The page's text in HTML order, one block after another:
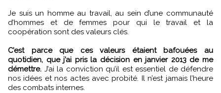
Je suis un homme au travail, au sein d’une communauté
d’hommes et de femmes pour qui le travail et la
coopération sont des valeurs clés.
C’est parce que ces valeurs étaient bafouées au
quotidien, que j’ai pris la décision en janvier 2013 de me
démettre. J’ai la conviction qu’il est essentiel de défendre
nos idées et nos actes avec probité. Il n’est jamais l’heure
des combats internes.